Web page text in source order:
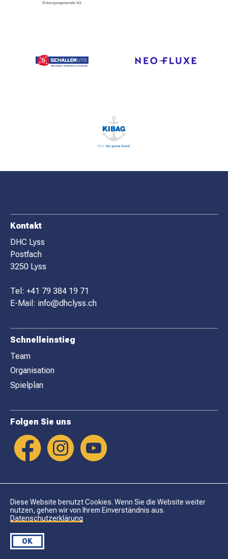
F
O
O
T
E
R
Kontakt
DHC Lyss
Postfach
3250 Lyss
Tel: +41 79 384 19 71
E-Mail: info@dhclyss.ch
Schnelleinstieg
Team
Organisation
Spielplan
Folgen Sie uns
© DHC LYSS
Diese Website benutzt Cookies. Wenn Sie die Website weiter
nutzen, gehen wir von Ihrem Einverständnis aus.
Datenschutzerklärung
OK